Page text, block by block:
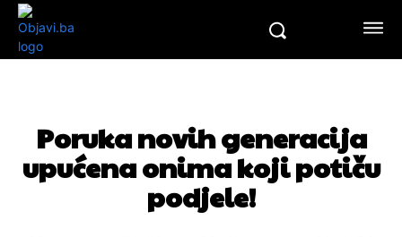
Poruka novih generacija
upućena onima koji potiču
podjele!